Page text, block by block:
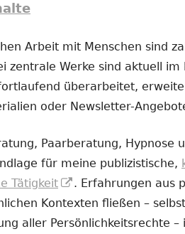
Arbeit mit Menschen sind
zentrale Werke sind aktuell
überarbeitet,
oder Newsletter-
Paarberatung, Hypnose
für meine publizistische,
Tätigkeit
In
neuem
Fenster
. Erfahrungen aus
Kontexten fließen –
aller Persönlichkeitsrechte –